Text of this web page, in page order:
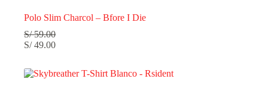
Polo Slim Charcol – Bfore I Die
S/59.00
S/49.00